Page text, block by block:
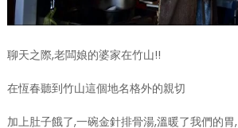
聊天之際,老闆娘的婆家在竹山!!
在恆春聽到竹山這個地名格外的親切
加上肚子餓了,一碗金針排骨湯,溫暖了我們的胃,